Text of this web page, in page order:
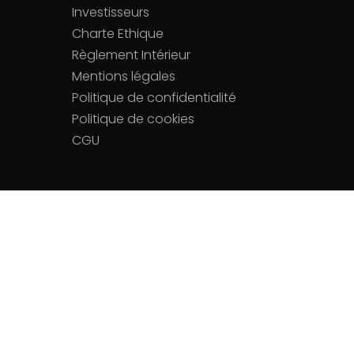
Investisseurs
Charte Ethique
Règlement Intérieur
Mentions légales
Politique de confidentialité
Politique de cookies
CGU